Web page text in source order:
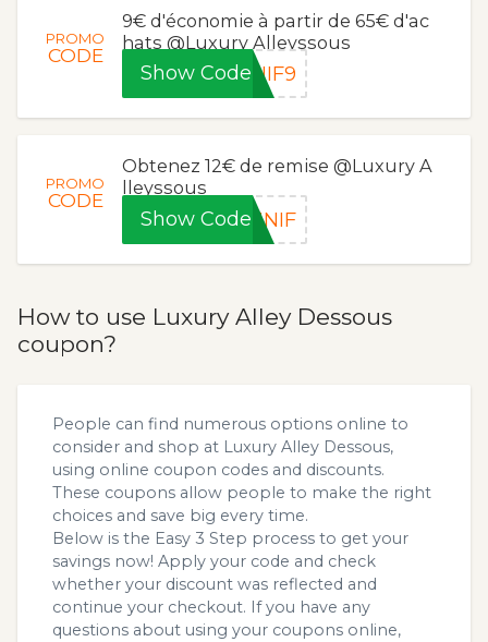
PROMO
CODE
9€ d'économie à partir de 65€ d'ac
hats @Luxury Alleyssous
Show Code NIF9
PROMO
CODE
Obtenez 12€ de remise @Luxury A
lleyssous
Show CodeNNIF
How to use Luxury Alley Dessous
coupon?
People can find numerous options online to
consider and shop at Luxury Alley Dessous,
using online coupon codes and discounts.
These coupons allow people to make the right
choices and save big every time.
Below is the Easy 3 Step process to get your
savings now! Apply your code and check
whether your discount was reflected and
continue your checkout. If you have any
questions about using your coupons online,